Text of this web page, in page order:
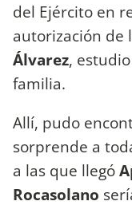
del Ejército en
autorización de
Álvarez,
familia.
Allí, pudo
sorprende a
a las que llegó
Rocasolano